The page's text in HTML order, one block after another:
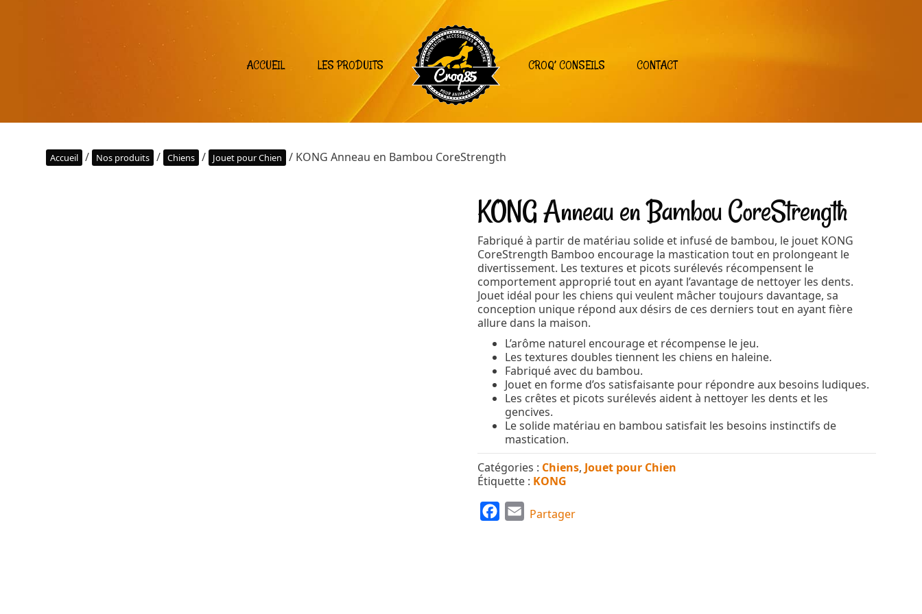
ACCUEIL LES PRODUITS CROQ’ CONSEILS CONTACT
Accueil / Nos produits / Chiens / Jouet pour Chien / KONG Anneau en Bambou CoreStrength
KONG Anneau en Bambou CoreStrength
Fabriqué à partir de matériau solide et infusé de bambou, le jouet KONG
CoreStrength Bamboo encourage la mastication tout en prolongeant le
divertissement. Les textures et picots surélevés récompensent le
comportement approprié tout en ayant l’avantage de nettoyer les dents.
Jouet idéal pour les chiens qui veulent mâcher toujours davantage, sa
conception unique répond aux désirs de ces derniers tout en ayant fière
allure dans la maison.
L’arôme naturel encourage et récompense le jeu.
Les textures doubles tiennent les chiens en haleine.
Fabriqué avec du bambou.
Jouet en forme d’os satisfaisante pour répondre aux besoins ludiques.
Les crêtes et picots surélevés aident à nettoyer les dents et les
gencives.
Le solide matériau en bambou satisfait les besoins instinctifs de
mastication.
Catégories : Chiens, Jouet pour Chien
Étiquette : KONG
EPartager